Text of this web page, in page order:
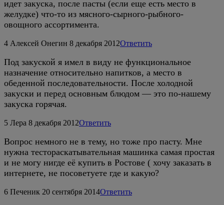
идет закуска, после пасты (если еще есть место в
желудке) что-то из мясного-сырного-рыбного-
овощного ассортимента.
4 Алексей Онегин 8 декабря 2012Ответить
Под закуской я имел в виду не функциональное
назначение относительно напитков, а место в
обеденной последовательности. После холодной
закуски и перед основным блюдом — это по-нашему
закуска горячая.
5 Лера 8 декабря 2012Ответить
Вопрос немного не в тему, но тоже про пасту. Мне
нужна тестораскатывательная машинка самая простая
и не могу нигде её купить в Ростове ( хочу заказать в
интернете, не посоветуете где и какую?
6 Печеник 20 сентября 2014Ответить